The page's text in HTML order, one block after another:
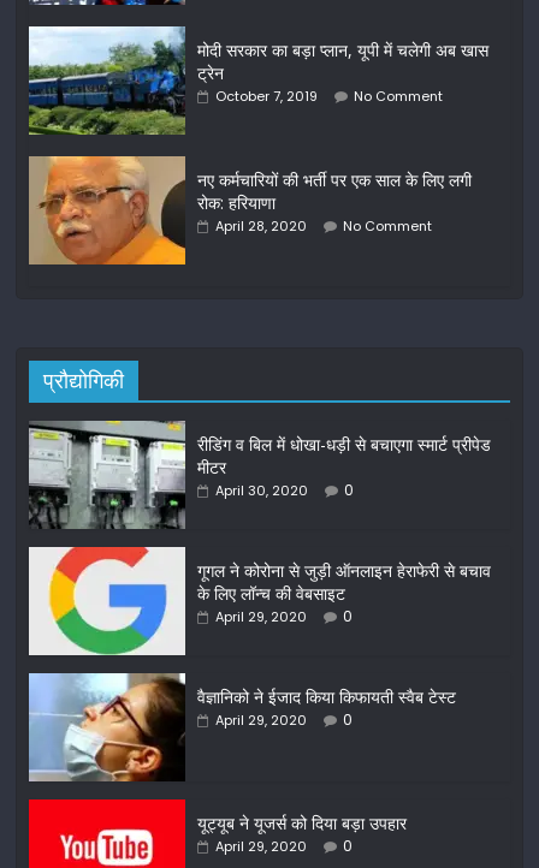
मोदी सरकार का बड़ा प्लान, यूपी में चलेगी अब खास
ट्रेन
October 7, 2019 No Comment
नए कर्मचारियों की भर्ती पर एक साल के लिए लगी
रोक: हरियाणा
April 28, 2020 No Comment
प्रौद्योगिकी
रीडिंग व बिल में धोखा-धड़ी से बचाएगा स्मार्ट प्रीपेड
मीटर
April 30, 2020 0
गूगल ने कोरोना से जुड़ी ऑनलाइन हेराफेरी से बचाव
के लिए लॉन्च की वेबसाइट
April 29, 2020 0
वैज्ञानिको ने ईजाद किया किफायती स्वैब टेस्ट
April 29, 2020 0
यूट्यूब ने यूजर्स को दिया बड़ा उपहार
April 29, 2020 0